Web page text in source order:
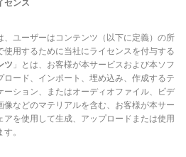
センス
、ユーザーはコンテンツ（以下に定義）の所
使用するために当社にライセンスを付与する
ツ 」とは、お客様が本サービスおよび本ソフ
ロード、インポート、埋め込み、作成するテ
ーション、またはオーディオファイル、ビデ
像などのマテリアルを含む、お客様が本サー
アを使用して生成、アップロードまたは使用
。